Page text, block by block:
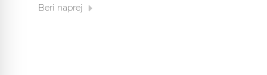
Beri naprej